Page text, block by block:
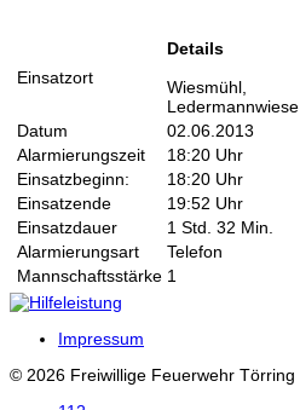
Einsatzort
Details
Wiesmühl,
Ledermannwiese
Datum
02.06.2013
Alarmierungszeit
18:20 Uhr
Einsatzbeginn:
18:20 Uhr
Einsatzende
19:52 Uhr
Einsatzdauer
1 Std. 32 Min.
Alarmierungsart
Telefon
Mannschaftsstärke 1
Impressum
© 2026 Freiwillige Feuerwehr Törring